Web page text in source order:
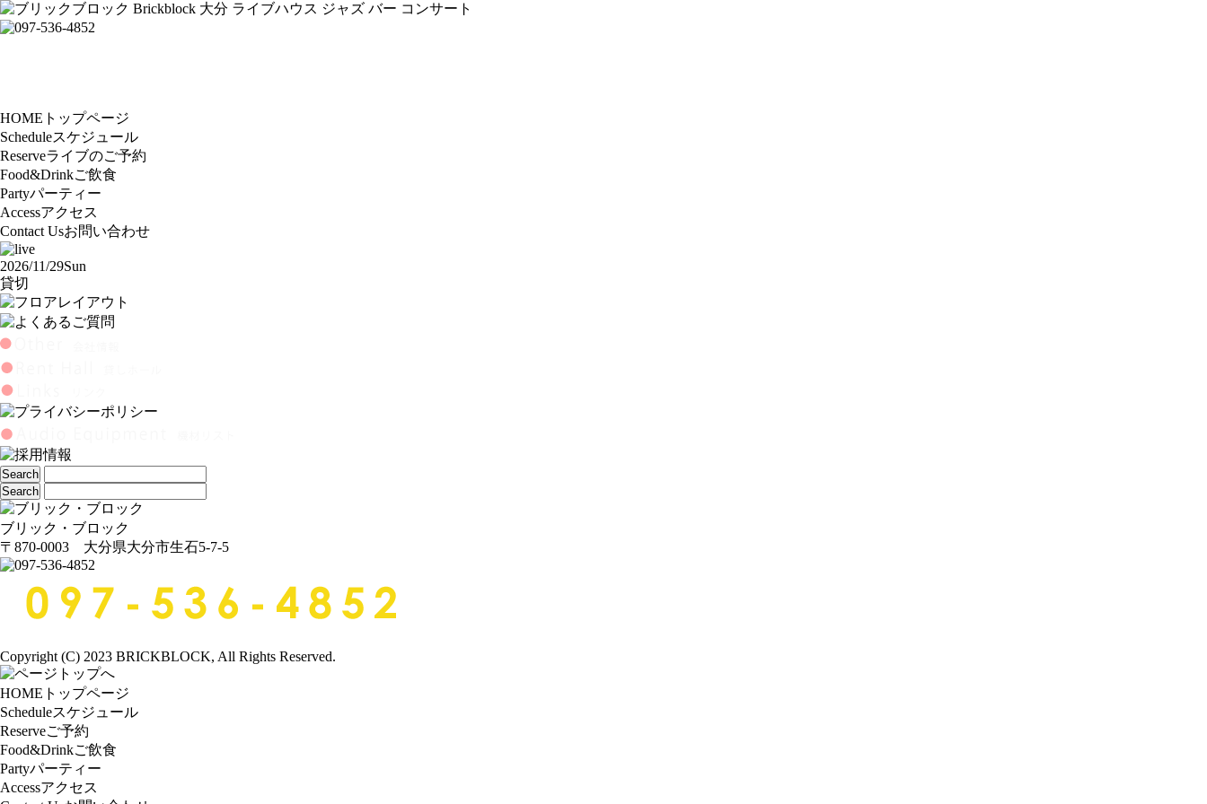
HOME トップページ
Scheduleスケジュール
Reserveライブのご予約
Food&Drinkご飲食
Partyパーティー
Accessアクセス
Contact Usお問い合わせ
2026/11/29Sun
貸切
ブリック・ブロック
〒870-0003 大分県大分市生石5-7-5
Copyright (C) 2023 BRICKBLOCK, All Rights Reserved.
HOME トップページ
Scheduleスケジュール
Reserveご予約
Food&Drinkご飲食
Partyパーティー
Accessアクセス